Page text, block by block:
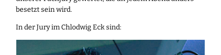
besetzt sein wird.
In der Jury im Chlodwig Eck sind: